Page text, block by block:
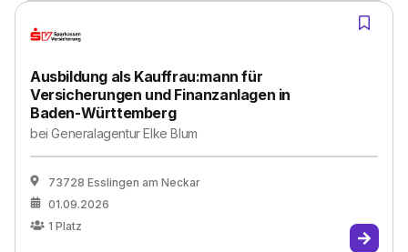
Ausbildung als Kauffrau:mann für
Versicherungen und Finanzanlagen in
Baden-Württemberg
beiGeneralagentur Elke Blum
73728 Esslingen am Neckar
01.09.2026
1 Platz